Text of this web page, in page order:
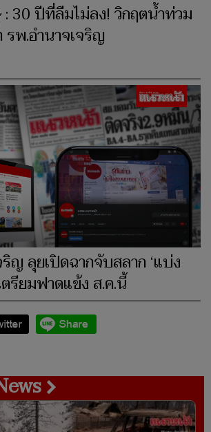
: 30 ปีที่ลืมไม่ลง! วิกฤตน้ำท่วม
รพ.อำนาจเจริญ
ญ ลุยเปิดฉากจับสลาก ‘แบ่ง
รียมฟาดแข้ง ส.ค.นี้